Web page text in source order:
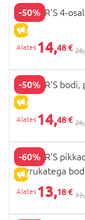
-50%
ALLAHINDLUS
CARTER'S 4-
14,48 €
-50%
ALLAHINDLUS
CARTER'S
14,48 €
-60%
ALLAHINDLUS
CARTER'S
varrukatega
13,18 €